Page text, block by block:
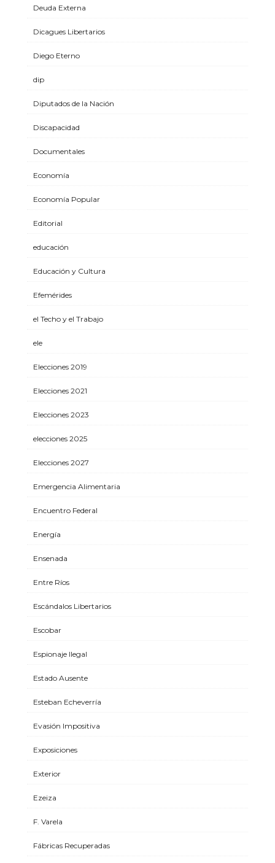
Deuda Externa
Dicagues Libertarios
Diego Eterno
dip
Diputados de la Nación
Discapacidad
Documentales
Economía
Economía Popular
Editorial
educación
Educación y Cultura
Efemérides
el Techo y el Trabajo
ele
Elecciones 2019
Elecciones 2021
Elecciones 2023
elecciones 2025
Elecciones 2027
Emergencia Alimentaria
Encuentro Federal
Energía
Ensenada
Entre Ríos
Escándalos Libertarios
Escobar
Espionaje Ilegal
Estado Ausente
Esteban Echeverría
Evasión Impositiva
Exposiciones
Exterior
Ezeiza
F. Varela
Fábricas Recuperadas